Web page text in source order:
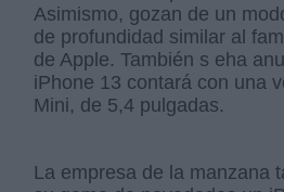
Asimismo, gozan de un
de profundidad similar al
de Apple. También s eha
iPhone 13 contará con una
Mini, de 5,4 pulgadas.
La empresa de la manzana